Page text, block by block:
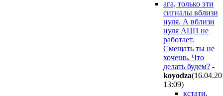
ага, только эти
сигналы вблизи
нуля. А вблизи
нуля АЦП не
работает.
Смещать ты не
хочешь. Что
делать будем? -
koyodza
13:09)
кстати,